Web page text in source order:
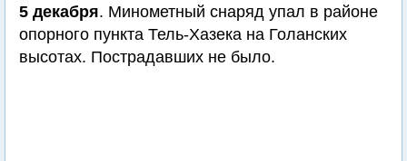
5 декабря. Минометный снаряд упал в районе
опорного пункта Тель-Хазека на Голанских
высотах. Пострадавших не было.